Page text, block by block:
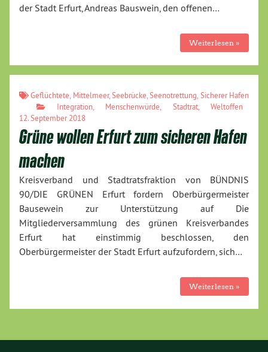
der Stadt Erfurt, Andreas Bauswein, den offenen…
Weiterlesen »
Geflüchtete Mittelmeer,Seebrücke ,Seenotrettung Sicherer Hafen
Integration, Menschenwürde Stadtrat,Weltoffen
12. September 2018
Grüne wollen Erfurt zum sicheren Hafen
machen
Kreisverband und Stadtratsfraktion von BÜNDNIS
90/DIE GRÜNEN Erfurt fordern Oberbürgermeister
Bausewein zur Unterstützung auf Die
Mitgliederversammlung des grünen Kreisverbandes
Erfurt hat einstimmig beschlossen, den
Oberbürgermeister der Stadt Erfurt aufzufordern, sich…
Weiterlesen »